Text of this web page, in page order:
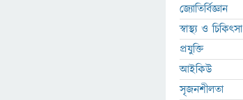
জ্যোতির্বিজ্ঞান
স্বাস্থ্য ও চিকিৎসা
প্রযুক্তি
আইকিউ
সৃজনশীলতা